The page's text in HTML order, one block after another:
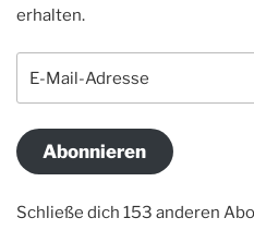
erhalten.
Mail-
Abonnieren
Schließe dich 153 anderen